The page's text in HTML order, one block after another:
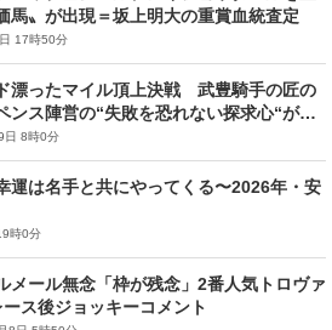
馬〟が出現＝坂上明大の重賞血統査定
17時50分
漂ったマイル頂上決戦 武豊騎手の匠の
ンス陣営の“失敗を恐れない探求心“が戴
【安田記念】
8時0分
運は名手と共にやってくる〜2026年・安
時0分
メール無念「枠が残念」2番人気トロヴァ
ス後ジョッキーコメント